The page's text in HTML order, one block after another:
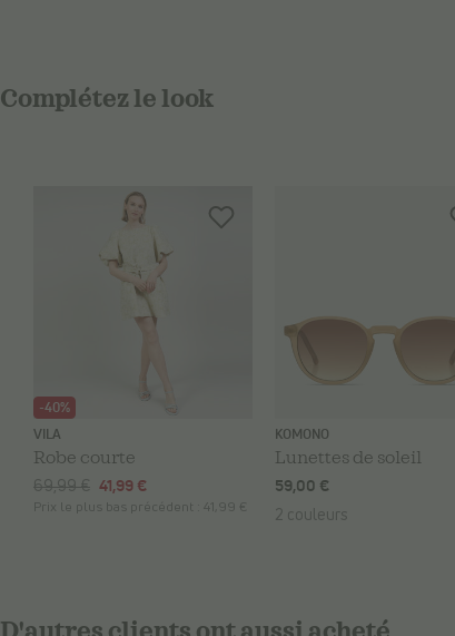
Complétez le look
-40%
VILA
Robe courte
69,99 € 41,99 €
Prix le plus bas précédent : 41,99 €
KOMONO
Lunettes de soleil
59,00 €
2 couleurs